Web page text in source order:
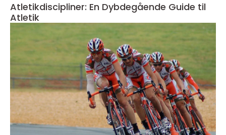
Atletikdiscipliner: En Dybdegående Guide til
Atletik